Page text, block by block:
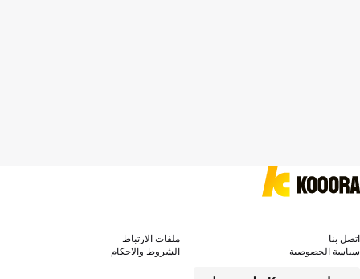
اتصل بنا
ملفات الارتباط
سياسة الخصوصية
الشروط والاحكام